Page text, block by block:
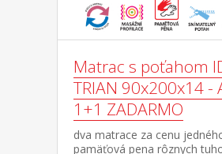
Matrac s poťahom
TRIAN 90x200x14 -
1+1 ZADARMO
dva matrace za cenu
pamäťová pena rôznych